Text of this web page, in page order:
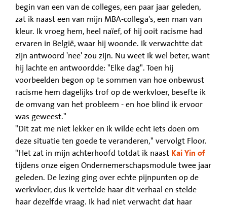
begin van een van de colleges, een paar jaar geleden,
zat ik naast een van mijn MBA-collega's, een man van
kleur. Ik vroeg hem, heel naïef, of hij ooit racisme had
ervaren in België, waar hij woonde. Ik verwachtte dat
zijn antwoord 'nee' zou zijn. Nu weet ik wel beter, want
hij lachte en antwoordde: "Elke dag". Toen hij
voorbeelden begon op te sommen van hoe onbewust
racisme hem dagelijks trof op de werkvloer, besefte ik
de omvang van het probleem - en hoe blind ik ervoor
was geweest."
"Dit zat me niet lekker en ik wilde echt iets doen om
deze situatie ten goede te veranderen," vervolgt Floor.
"Het zat in mijn achterhoofd totdat ik naast Kai Yin of
tijdens onze eigen Ondernemerschapsmodule twee jaar
geleden. De lezing ging over echte pijnpunten op de
werkvloer, dus ik vertelde haar dit verhaal en stelde
haar dezelfde vraag. Ik had niet verwacht dat haar